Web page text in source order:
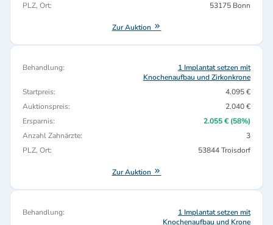
PLZ, Ort:
53175 Bonn
Zur Auktion
Behandlung:
1 Implantat setzen mit
Knochenaufbau und Zirkonkrone
Startpreis:
4.095 €
Auktionspreis:
2.040 €
Ersparnis:
2.055 € (58%)
Anzahl Zahnärzte:
3
PLZ, Ort:
53844 Troisdorf
Zur Auktion
Behandlung:
1 Implantat setzen mit
Knochenaufbau und Krone